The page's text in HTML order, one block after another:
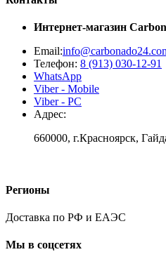
Интернет-магазин
Email:
Телефон: 8 (913) 030-12-91
WhatsApp
Viber - Mobile
Viber - PC
Адрес:
660000, г.Красноярск,
Регионы
Доставка по РФ и ЕАЭС
Мы в соцсетях